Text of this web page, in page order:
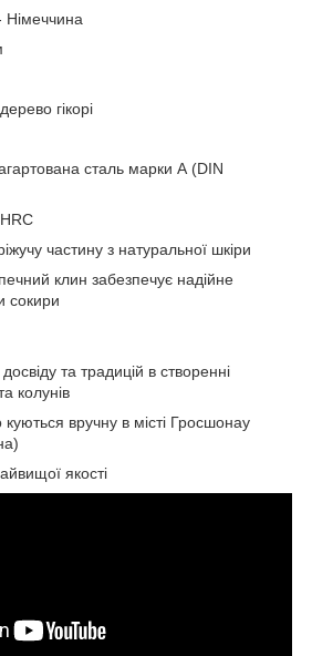
Німеччина
гікорі
сталь марки А (DIN
частину з натуральної шкіри
клин забезпечує надійне
сокири
та традицій в створенні
колунів
вручну в місті Гросшонау
якості